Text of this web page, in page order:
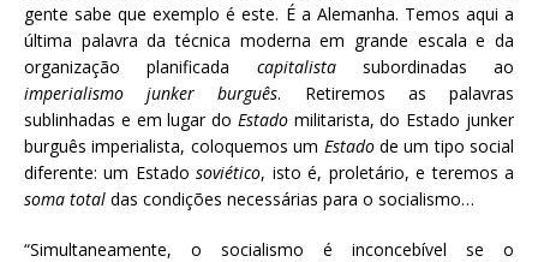
gente sabe que exemplo é este. É a Alemanha. Temos aqui a
última palavra da técnica moderna em grande escala e da
organização planificada capitalistasubordinadas ao
imperialismo junker burguês. Retiremos as palavras
sublinhadas e em lugar do Estadomilitarista, do Estado junker
burguês imperialista, coloquemos um Estadode um tipo social
diferente: um Estadosoviético, isto é, proletário, e teremos a
soma total das condições necessárias para o socialismo…
“Simultaneamente, o socialismo é inconcebível se o